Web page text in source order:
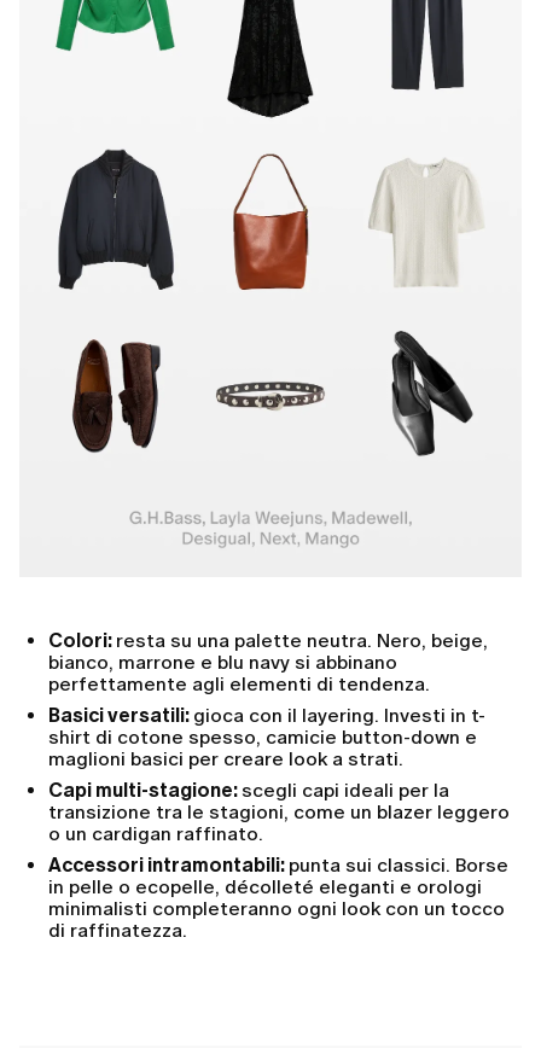
Colori: resta su una palette neutra. Nero, beige,
bianco, marrone e blu navy si abbinano
perfettamente agli elementi di tendenza.
Basici versatili: gioca con il layering. Investi in t-
shirt di cotone spesso, camicie button-down e
maglioni basici per creare look a strati.
Capi multi-stagione:scegli capi ideali per la
transizione tra le stagioni, come un blazer leggero
o un cardigan raffinato.
Accessori intramontabili: punta sui classici. Borse
in pelle o ecopelle, décolleté eleganti e orologi
minimalisti completeranno ogni look con un tocco
di raffinatezza.